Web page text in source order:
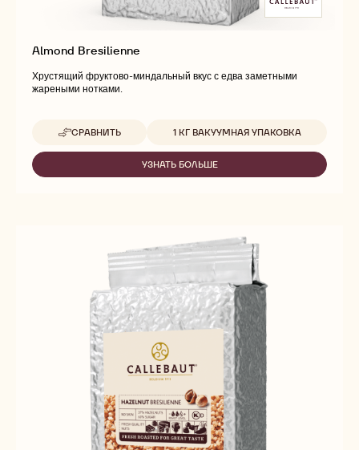
Almond Bresilienne
Хрустящий фруктово-миндальный вкус с едва заметными
жареными нотками.
СРАВНИТЬ
-
ALMOND
BRESILIENNE
Доступные размеры
1 КГ ВАКУУМНАЯ УПАКОВКА
УЗНАТЬ БОЛЬШЕ
-